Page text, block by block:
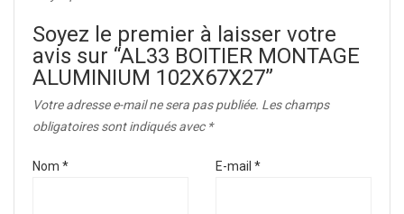
Soyez le premier à laisser votre
avis sur “AL33 BOITIER MONTAGE
ALUMINIUM 102X67X27”
Votre adresse e-mail ne sera pas publiée. Les champs
obligatoires sont indiqués avec *
Nom * E-mail *